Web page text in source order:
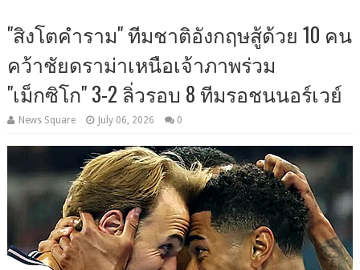
"สิงโตคำราม" ทีมชาติอังกฤษสู้ด้วย 10 คน
คว้าชัยดราม่าเหนือเจ้าภาพร่วม
"เม็กซิโก" 3-2 ลิ่วรอบ 8 ทีมรอชนนอร์เวย์
News Square July 06, 2026 0